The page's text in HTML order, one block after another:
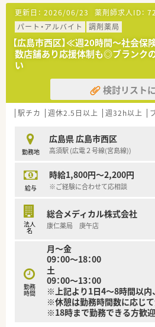
【求人情報について】
■正社員の募集となり、年収はご
円から最高600万円までのご提示が
■毎月の給与には75,000円の薬剤
主の方には15,000円の住宅手当も
安定した収入を得ながら長く働く
【想定される業務内容】
■調剤や監査および服薬指導を中
■地域の患者様のご自宅や施設へ
り、他職種と連携した居宅療養管
知識を活かしたOTC関連の対応も
■健康サポート薬局としての役割
た健康セミナーを年間で130回以上
■従業員のワークライフバランス
■業務の負担を軽減するため、全
アルを整備し、効率の良い業務フ
更新日： 2026/06/23 薬剤師求人ID：
パート・アルバイト
調剤薬局
【広島市西区】≪週20時間～社会
数店舗あり応援体制も◎ブランク
い
検討リスト
駅チカ 週休2.5日以上 週32h以上
勤務地
広島県 広島市西区
高須駅 (広電２号線(宮島線))
給与
時給1,800円～2,200円
※ご経験に合わせて応相談
法人
名
総合メディカル株式会社
康仁薬局 庚午店
勤務
時間
月～金
09：00〜18：00
土
09：00〜13：00
※上記より1日4～8時間以内
※休憩は勤務時間数に応じ
※18時まで勤務できる方歓迎